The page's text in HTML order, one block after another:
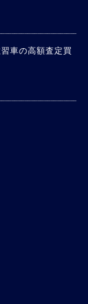
車の高額査定買